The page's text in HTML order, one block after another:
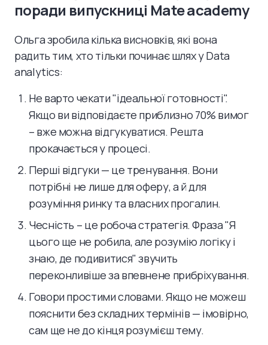
поради випускниці Mate academy
Ольга зробила кілька висновків, які вона
радить тим, хто тільки починає шлях у Data
analytics:
Не варто чекати "ідеальної готовності".
Якщо ви відповідаєте приблизно 70% вимог
– вже можна відгукуватися. Решта
прокачається у процесі.
Перші відгуки — це тренування. Вони
потрібні не лише для оферу, а й для
розуміння ринку та власних прогалин.
Чесність – це робоча стратегія. Фраза "Я
цього ще не робила, але розумію логіку і
знаю, де подивитися" звучить
переконливіше за впевнене прибріхування.
Говори простими словами. Якщо не можеш
пояснити без складних термінів — імовірно,
сам ще не до кінця розумієш тему.